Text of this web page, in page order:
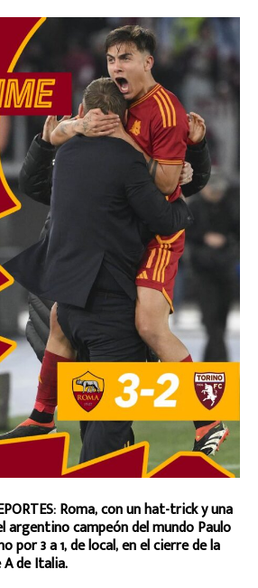
Roma, con un hat-trick y una
argentino campeón del mundo Paulo
por 3 a 1, de local, en el cierre de la
de Italia.